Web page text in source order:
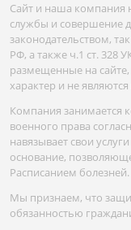
Сайт и наша компания
службы и совершение
законодательством,
РФ, а также ч.1 ст. 328
размещенные на
характер и не
Компания занимается
военного права
навязывает свои
основание,
Расписанием болезней.
Мы признаем, что
обязанностью